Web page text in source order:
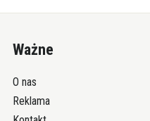
Ważne
O nas
Reklama